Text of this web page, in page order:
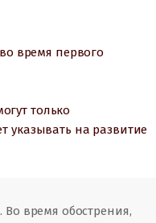
время первого
только
указывать на развитие
время обострения,